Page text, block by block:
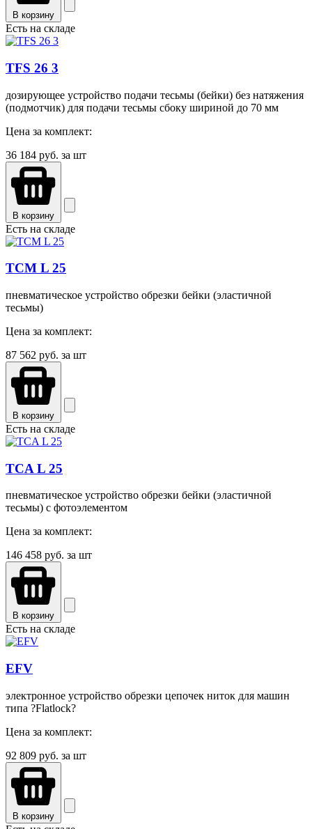
В корзину
Есть на складе
TFS 26 3
дозирующее устройство подачи тесьмы (бейки) без натяжения
(подмотчик) для подачи тесьмы сбоку шириной до 70 мм
Цена за комплект:
36 184 руб. за шт
В корзину
Есть на складе
TCМ L 25
пневматическое устройство обрезки бейки (эластичной
тесьмы)
Цена за комплект:
87 562 руб. за шт
В корзину
Есть на складе
TCA L 25
пневматическое устройство обрезки бейки (эластичной
тесьмы) с фотоэлементом
Цена за комплект:
146 458 руб. за шт
В корзину
Есть на складе
EFV
электронное устройство обрезки цепочек ниток для машин
типа ?Flatlock?
Цена за комплект:
92 809 руб. за шт
В корзину